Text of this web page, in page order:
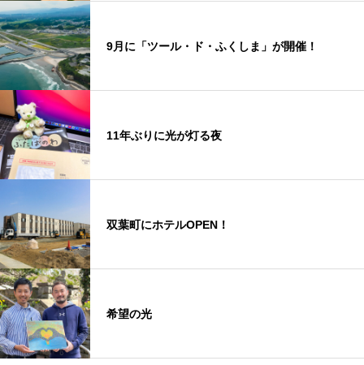
9月に「ツール・ド・ふくしま」が開催！
11年ぶりに光が灯る夜
双葉町にホテルOPEN！
希望の光